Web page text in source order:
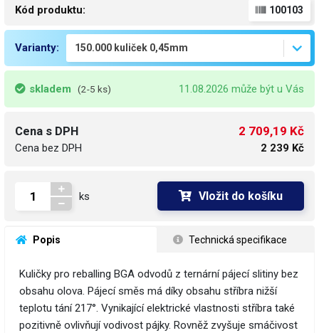
Kód produktu: 100103
Varianty:
skladem (2-5 ks) 11.08.2026 může být u Vás
Cena s DPH
Cena bez DPH
2 709,19 Kč
2 239 Kč
ks Vložit do košíku
Popis Technická specifikace
Kuličky pro reballing BGA odvodů z ternární pájecí slitiny bez
obsahu olova. Pájecí směs má díky obsahu stříbra nižší
teplotu tání 217°. Vynikající elektrické vlastnosti stříbra také
pozitivně ovlivňují vodivost pájky. Rovněž zvyšuje smáčivost